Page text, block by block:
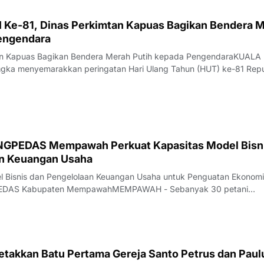
Ke-81, Dinas Perkimtan Kapuas Bagikan Bendera
Kapuas Bagikan Bendera Merah Putih kepada PengendaraKUALA
menyemarakkan peringatan Hari Ulang Tahun (HUT) ke-81
Kawasan Permukiman, dan Pertanahan (Disperkimtan)
Mempawah Perkuat Kapasitas Model
Keuangan Usaha
Bisnis dan Pengelolaan Keuangan Usaha untuk Penguatan Ekonomi
Kabupaten MempawahMEMPAWAH - Sebanyak 30 petani
Gemawan dari 15 desa di Kabupaten Mempawah mengikuti
Batu Pertama Gereja Santo Petrus dan